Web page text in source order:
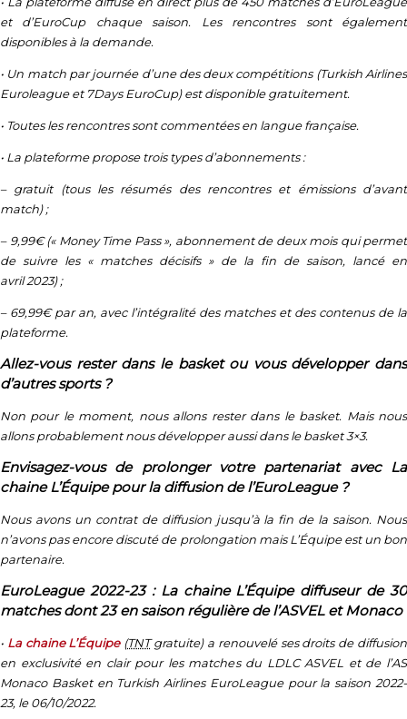
et d’EuroCup chaque saison. Les rencontres sont également
disponibles à la demande.
• Un match par journée d’une des deux compétitions (Turkish Airlines
Euroleague et 7Days EuroCup) est disponible gratuitement.
• Toutes les rencontres sont commentées en langue française.
• La plateforme propose trois types d’abonnements :
– gratuit (tous les résumés des rencontres et émissions d’avant
match) ;
– 9,99€ (« Money Time Pass », abonnement de deux mois qui permet
de suivre les « matches décisifs » de la fin de saison, lancé en
avril 2023) ;
– 69,99€ par an, avec l’intégralité des matches et des contenus de la
plateforme.
Allez-vous rester dans le basket ou vous développer dans
d’autres sports ?
Non pour le moment, nous allons rester dans le basket. Mais nous
allons probablement nous développer aussi dans le basket 3×3.
Envisagez-vous de prolonger votre partenariat avec La
chaine L’Équipe pour la diffusion de l’EuroLeague ?
Nous avons un contrat de diffusion jusqu’à la fin de la saison. Nous
n’avons pas encore discuté de prolongation mais L’Équipe est un bon
partenaire.
EuroLeague 2022-23 : La chaine L’Équipe diffuseur de 30
matches dont 23 en saison régulière de l’ASVEL et Monaco
• La chaine L’Équipe(TNTgratuite) a renouvelé ses droits de diffusion
en exclusivité en clair pour les matches du LDLC ASVEL et de l’AS
Monaco Basket en Turkish Airlines EuroLeague pour la saison 2022-
23, le 06/10/2022.